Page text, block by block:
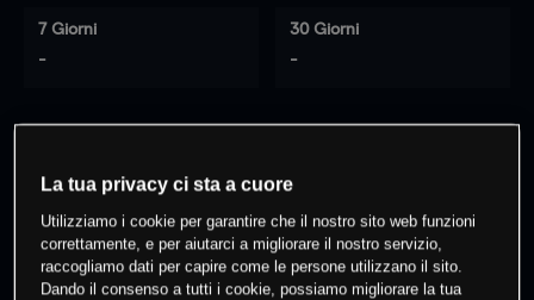
7 Giorni
-
30 Giorni
-
questo prodotto
Fai trading
La tua privacy ci sta a cuore
Utilizziamo i cookie per garantire che il nostro sito web funzioni
correttamente, e per aiutarci a migliorare il nostro servizio,
raccogliamo dati per capire come le persone utilizzano il sito.
Dando il consenso a tutti i cookie, possiamo migliorare la tua